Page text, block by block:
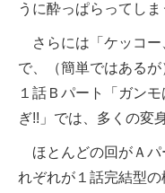
うに酔っぱらってしま
さらには「ケッコ
で、（簡単ではある
１話Ｂパート「ガン
ぎ!!」では、多くの変
ほとんどの回がＡパ
れぞれが１話完結型